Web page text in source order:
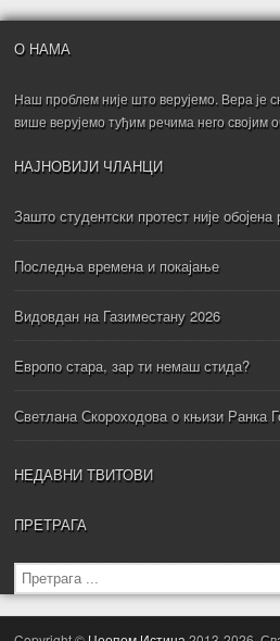
О НАМА
Наш проблем није што верујемо. Вера је
више верујемо туђим речима него својим
НАЈНОВИЈИ ЧЛАНЦИ
Зашто студентски протест није обојена
Последња времена и покајање
Видовдан на Газиместану 2026
Европо стара, зар ти немаш стида?
Светлана Скороходова о књизи Ранка
НЕДАВНИ ТВИТОВИ
ПРЕТРАГА